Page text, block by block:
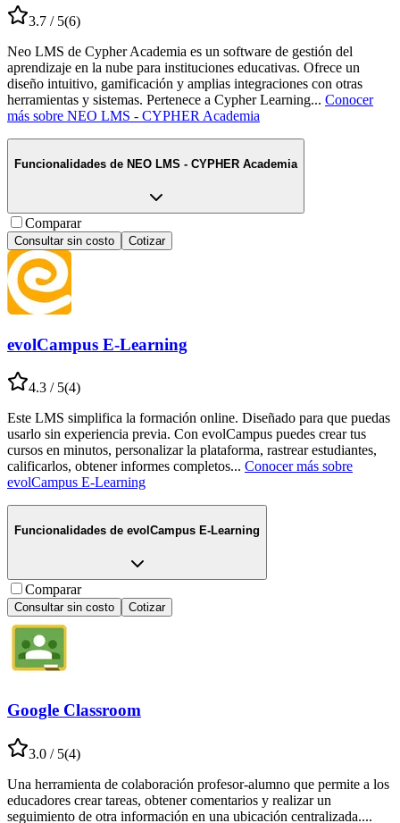
3.7 / 5(6)
Neo LMS de Cypher Academia es un software de gestión del
aprendizaje en la nube para instituciones educativas. Ofrece un
diseño intuitivo, gamificación y amplias integraciones con otras
herramientas y sistemas. Pertenece a Cypher Learning... Conocer
más sobre NEO LMS - CYPHER Academia
Funcionalidades de NEO LMS - CYPHER Academia
Comparar
Consultar sin costo Cotizar
evolCampus E-Learning
4.3 / 5(4)
Este LMS simplifica la formación online. Diseñado para que puedas
usarlo sin experiencia previa. Con evolCampus puedes crear tus
cursos en minutos, personalizar la plataforma, rastrear estudiantes,
calificarlos, obtener informes completos... Conocer más sobre
evolCampus E-Learning
Funcionalidades de evolCampus E-Learning
Comparar
Consultar sin costo Cotizar
Google Classroom
3.0 / 5(4)
Una herramienta de colaboración profesor-alumno que permite a los
educadores crear tareas, obtener comentarios y realizar un
seguimiento de otra información en una ubicación centralizada....